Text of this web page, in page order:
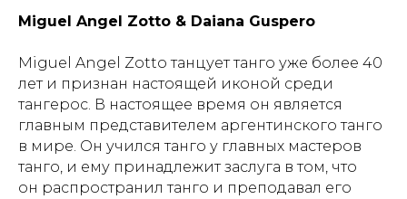
Miguel Angel Zotto & Daiana Guspero
Miguel Angel Zotto танцует танго уже более 40
лет и признан настоящей иконой среди
тангерос. В настоящее время он является
главным представителем аргентинского танго
в мире. Он учился танго у главных мастеров
танго, и ему принадлежит заслуга в том, что
он распространил танго и преподавал его